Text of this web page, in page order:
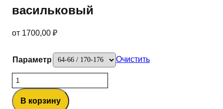
васильковый
от 1700,00 ₽
Параметр Очистить
Количество
товара
Костюм
В корзину